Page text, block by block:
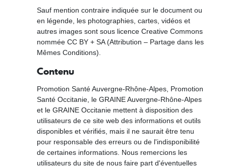
Sauf mention contraire indiquée sur le document ou
en légende, les photographies, cartes, vidéos et
autres images sont sous licence Creative Commons
nommée CC BY + SA (Attribution – Partage dans les
Mêmes Conditions).
Contenu
Promotion Santé Auvergne-Rhône-Alpes, Promotion
Santé Occitanie, le GRAINE Auvergne-Rhône-Alpes
et le GRAINE Occitanie mettent à disposition des
utilisateurs de ce site web des informations et outils
disponibles et vérifiés, mais il ne saurait être tenu
pour responsable des erreurs ou de l'indisponibilité
de certaines informations. Nous remercions les
utilisateurs du site de nous faire part d'éventuelles